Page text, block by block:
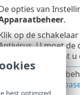
opties van
.
op de schakelaar
U moet de
ingeschakeld, kunt u
U kunt met
best optimized